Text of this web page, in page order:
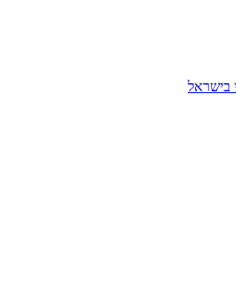
בישראל